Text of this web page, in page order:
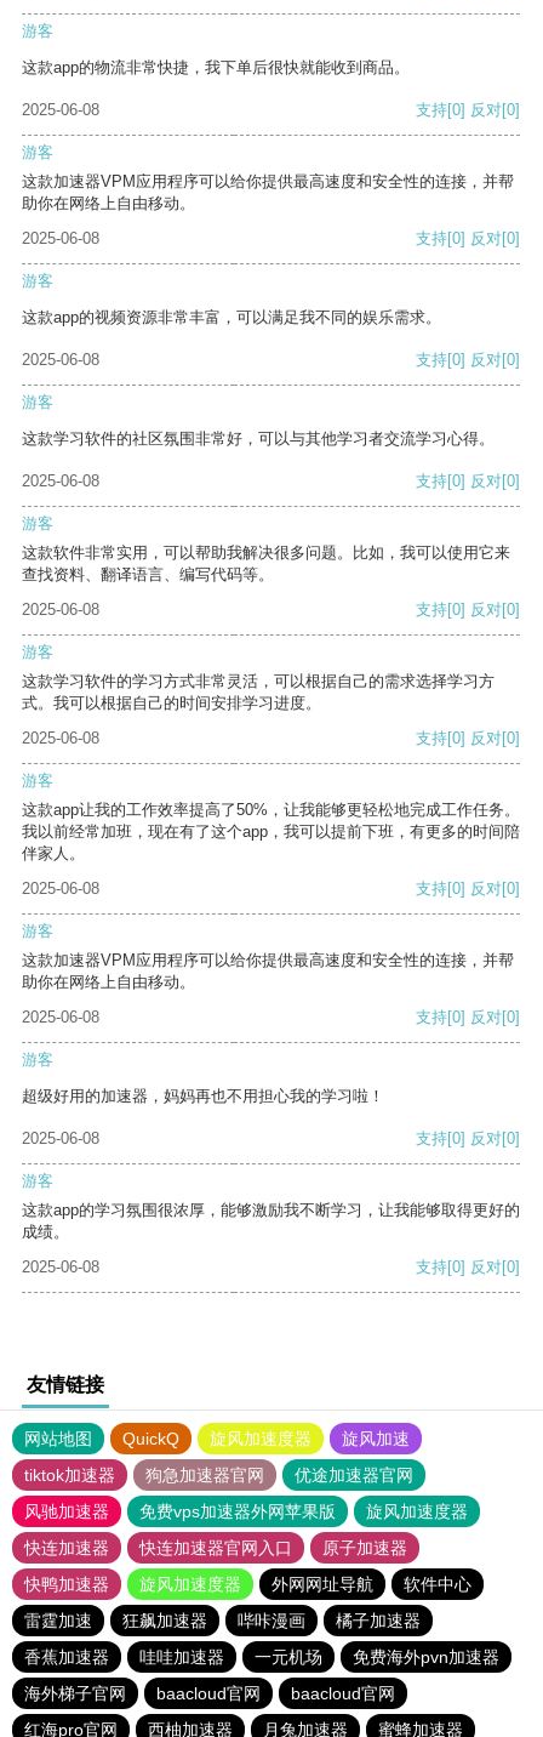
游客
这款app的物流非常快捷，我下单后很快就能收到商品。
2025-06-08 支持[0] 反对[0]
游客
这款加速器VPM应用程序可以给你提供最高速度和安全性的连接，并帮
助你在网络上自由移动。
2025-06-08
支持[0] 反对[0]
游客
这款app的视频资源非常丰富，可以满足我不同的娱乐需求。
2025-06-08 支持[0] 反对[0]
游客
这款学习软件的社区氛围非常好，可以与其他学习者交流学习心得。
2025-06-08 支持[0] 反对[0]
游客
这款软件非常实用，可以帮助我解决很多问题。比如，我可以使用它来
查找资料、翻译语言、编写代码等。
2025-06-08
支持[0] 反对[0]
游客
这款学习软件的学习方式非常灵活，可以根据自己的需求选择学习方
式。我可以根据自己的时间安排学习进度。
2025-06-08
支持[0] 反对[0]
游客
这款app让我的工作效率提高了50%，让我能够更轻松地完成工作任务。
我以前经常加班，现在有了这个app，我可以提前下班，有更多的时间陪
伴家人。
2025-06-08
支持[0] 反对[0]
游客
这款加速器VPM应用程序可以给你提供最高速度和安全性的连接，并帮
助你在网络上自由移动。
2025-06-08
支持[0] 反对[0]
游客
超级好用的加速器，妈妈再也不用担心我的学习啦！
2025-06-08 支持[0] 反对[0]
游客
这款app的学习氛围很浓厚，能够激励我不断学习，让我能够取得更好的
成绩。
2025-06-08
支持[0] 反对[0]
友情链接
网站地图 QuickQ 旋风加速度器
旋风加速
tiktok加速器
狗急加速器官网
优途加速器官网
风驰加速器
免费vps加速器外网苹果版
旋风加速度器
快连加速器
快连加速器官网入口
原子加速器
快鸭加速器
旋风加速度器 外网网址导航
软件中心
雷霆加速
狂飙加速器 哔咔漫画
橘子加速器
香蕉加速器
哇哇加速器 一元机场
免费海外pvn加速器
海外梯子官网
baacloud官网
baacloud官网
红海pro官网
西柚加速器 月兔加速器 蜜蜂加速器